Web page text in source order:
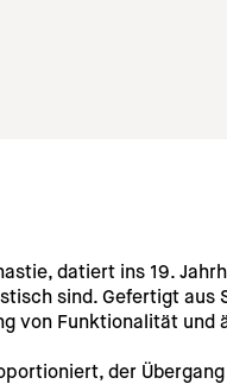
datiert ins 19.
sind. Gefertigt
von Funktionalität
der